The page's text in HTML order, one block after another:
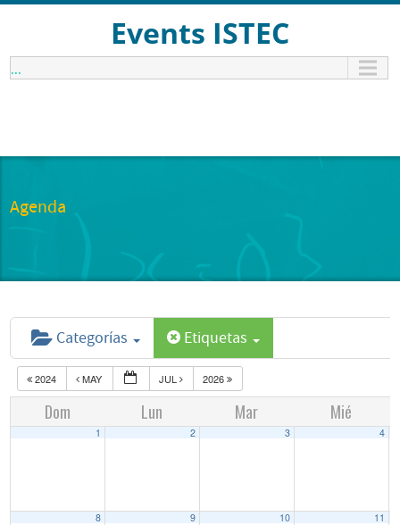
Events ISTEC
...
Agenda
Categorías Etiquetas
2024 MAY JUL 2026
Dom Lun Mar Mié
1 2 3 4
8 9 10 11